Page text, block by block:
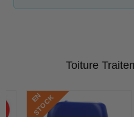
Toiture
E
N
S
T
O
C
K